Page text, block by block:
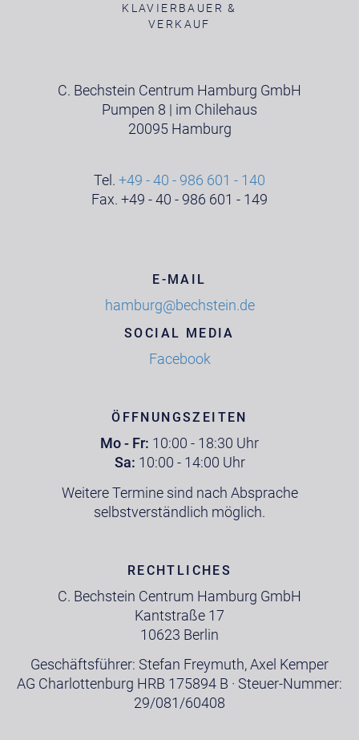
KLAVIERBAUER &
VERKAUF
C. Bechstein Centrum Hamburg GmbH
Pumpen 8 | im Chilehaus
20095 Hamburg
Tel. +49 - 40 - 986 601 - 140
Fax. +49 - 40 - 986 601 - 149
E-MAIL
hamburg@bechstein.de
SOCIAL MEDIA
Facebook
ÖFFNUNGSZEITEN
Mo - Fr: 10:00 - 18:30 Uhr
Sa: 10:00 - 14:00 Uhr
Weitere Termine sind nach Absprache
selbstverständlich möglich.
RECHTLICHES
C. Bechstein Centrum Hamburg GmbH
Kantstraße 17
10623 Berlin
Geschäftsführer: Stefan Freymuth, Axel Kemper
AG Charlottenburg HRB 175894 B · Steuer-Nummer:
29/081/60408